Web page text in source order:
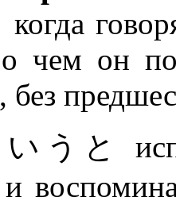
чем он
без
うと